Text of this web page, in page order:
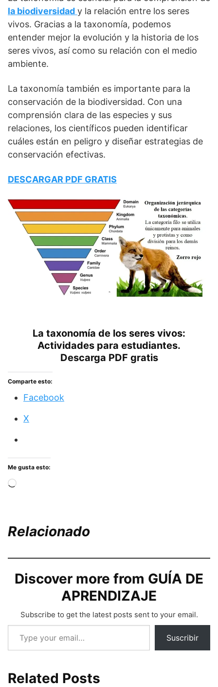
la biodiversidad y la relación entre los seres
vivos. Gracias a la taxonomía, podemos
entender mejor la evolución y la historia de los
seres vivos, así como su relación con el medio
ambiente.
La taxonomía también es importante para la
conservación de la biodiversidad. Con una
comprensión clara de las especies y sus
relaciones, los científicos pueden identificar
cuáles están en peligro y diseñar estrategias de
conservación efectivas.
DESCARGAR PDF GRATIS
La taxonomía de los seres vivos:
Actividades para estudiantes.
Descarga PDF gratis
Comparte esto:
Facebook
X
Me gusta esto:
Cargando...
Relacionado
Discover more from GUÍA DE
APRENDIZAJE
Subscribe to get the latest posts sent to your email.
Type your email…
Suscribir
Related Posts